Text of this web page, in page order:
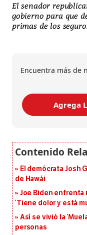
El senador
gobierno para que
primas de los
Encuentra más de
Agrega
El demócrata Josh
de Hawái
Joe Biden enfrenta
‘Tiene dolor y está
Así se vivió la
personas